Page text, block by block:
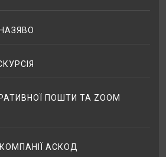
ПОШТИ ТА ZOOM
КОМПАНІЇ АСКОД